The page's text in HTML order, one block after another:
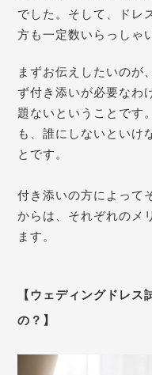
でした。そして、ドレ
方も一定数いらっしゃ
まずお伝えしたいのが
ず付き添いが必要なわ
題ないということです
も、誰にしないといけ
とです。
付き添いの方によって
からは、それぞれのメ
ます。
【ウェディングドレ
の？】